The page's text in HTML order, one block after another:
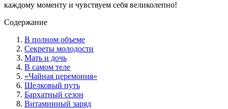
каждому моменту и чувствуем себя великолепно!
Содержание
В полном объеме
Секреты молодости
Мать и дочь
В самом теле
«Чайная церемония»
Шелковый путь
Бархатный сезон
Витаминный заряд